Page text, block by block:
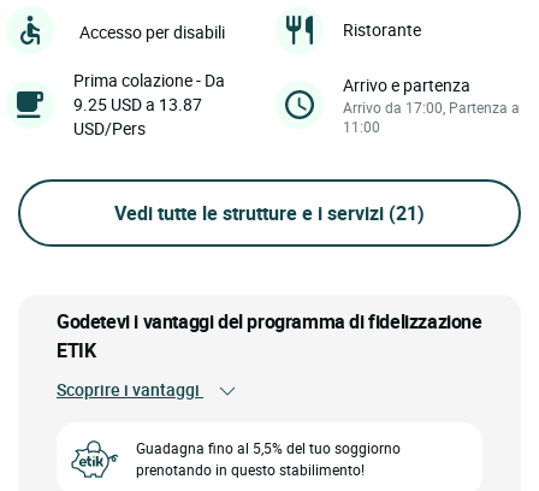
Accesso per disabili Ristorante
Prima colazione - Da
9.25 USD a 13.87
USD/Pers
Arrivo e partenza
Arrivo da 17:00, Partenza a
11:00
Vedi tutte le strutture e i servizi (21)
Godetevi i vantaggi del programma di fidelizzazione
ETIK
Scoprire i vantaggi
Guadagna fino al 5,5% del tuo soggiorno
prenotando in questo stabilimento!